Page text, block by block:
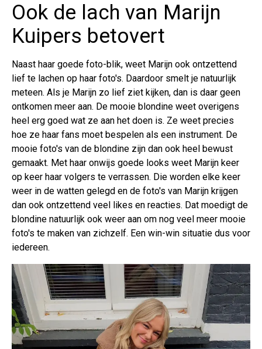
Ook de lach van Marijn
Kuipers betovert
Naast haar goede foto-blik, weet Marijn ook ontzettend
lief te lachen op haar foto's. Daardoor smelt je natuurlijk
meteen. Als je Marijn zo lief ziet kijken, dan is daar geen
ontkomen meer aan. De mooie blondine weet overigens
heel erg goed wat ze aan het doen is. Ze weet precies
hoe ze haar fans moet bespelen als een instrument. De
mooie foto's van de blondine zijn dan ook heel bewust
gemaakt. Met haar onwijs goede looks weet Marijn keer
op keer haar volgers te verrassen. Die worden elke keer
weer in de watten gelegd en de foto's van Marijn krijgen
dan ook ontzettend veel likes en reacties. Dat moedigt de
blondine natuurlijk ook weer aan om nog veel meer mooie
foto's te maken van zichzelf. Een win-win situatie dus voor
iedereen.